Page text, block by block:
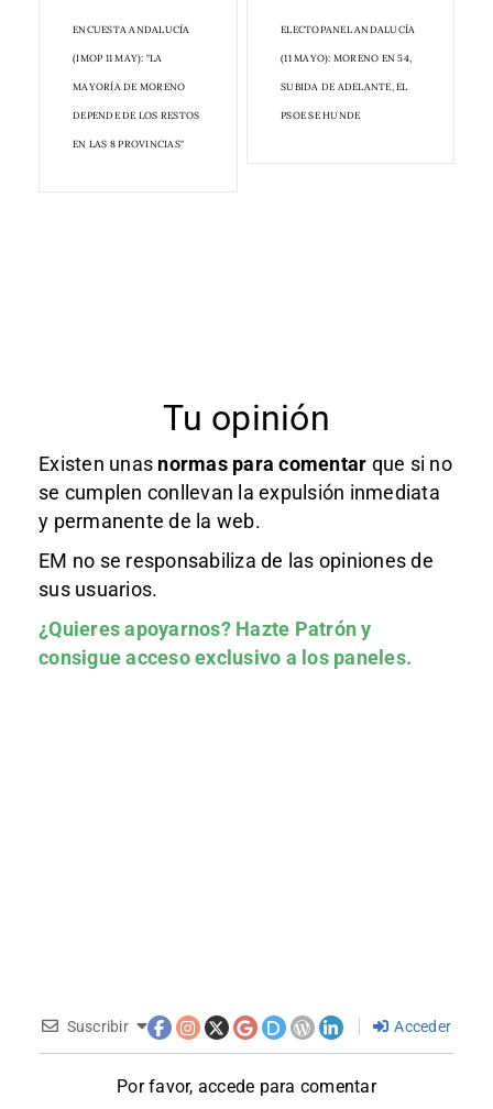
ENCUESTA ANDALUCÍA
(IMOP 11 MAY): "LA
MAYORÍA DE MORENO
DEPENDE DE LOS RESTOS
EN LAS 8 PROVINCIAS"
ELECTOPANEL ANDALUCÍA
(11 MAYO): MORENO EN 54,
SUBIDA DE ADELANTE, EL
PSOE SE HUNDE
Tu opinión
Existen unas normas para comentar que si no
se cumplen conllevan la expulsión inmediata
y permanente de la web.
EM no se responsabiliza de las opiniones de
sus usuarios.
¿Quieres apoyarnos? Hazte Patróny
consigue acceso exclusivo a los paneles.
Suscribir Acceder
Por favor, accede para comentar